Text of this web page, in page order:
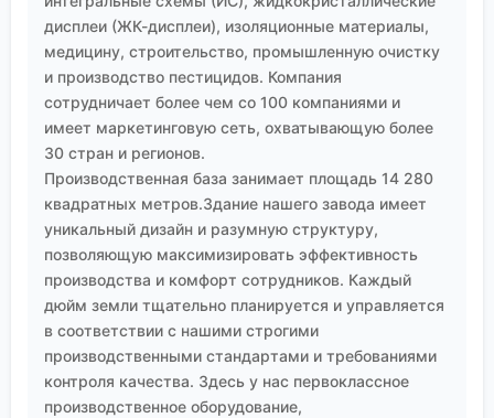
дисплеи (ЖК-дисплеи), изоляционные материалы,
медицину, строительство, промышленную очистку
и производство пестицидов. Компания
сотрудничает более чем со 100 компаниями и
имеет маркетинговую сеть, охватывающую более
30 стран и регионов.
Производственная база занимает площадь 14 280
квадратных метров.Здание нашего завода имеет
уникальный дизайн и разумную структуру,
позволяющую максимизировать эффективность
производства и комфорт сотрудников. Каждый
дюйм земли тщательно планируется и управляется
в соответствии с нашими строгими
производственными стандартами и требованиями
контроля качества. Здесь у нас первоклассное
производственное оборудование,